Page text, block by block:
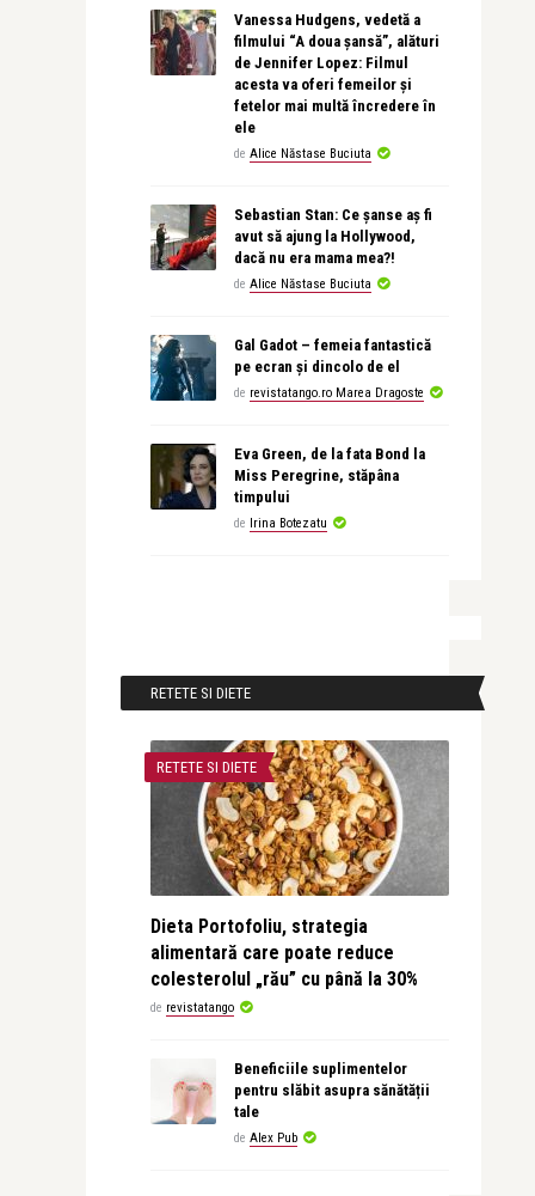
Vanessa Hudgens, vedetă a
filmului “A doua șansă”, alături
de Jennifer Lopez: Filmul
acesta va oferi femeilor și
fetelor mai multă încredere în
ele
de Alice Năstase Buciuta
Sebastian Stan: Ce șanse aș fi
avut să ajung la Hollywood,
dacă nu era mama mea?!
de Alice Năstase Buciuta
Gal Gadot – femeia fantastică
pe ecran și dincolo de el
de revistatango.ro Marea Dragoste
Eva Green, de la fata Bond la
Miss Peregrine, stăpâna
timpului
de Irina Botezatu
RETETE SI DIETE
RETETE SI DIETE
Dieta Portofoliu, strategia
alimentară care poate reduce
colesterolul „rău” cu până la 30%
de revistatango
Beneficiile suplimentelor
pentru slăbit asupra sănătății
tale
de Alex Pub